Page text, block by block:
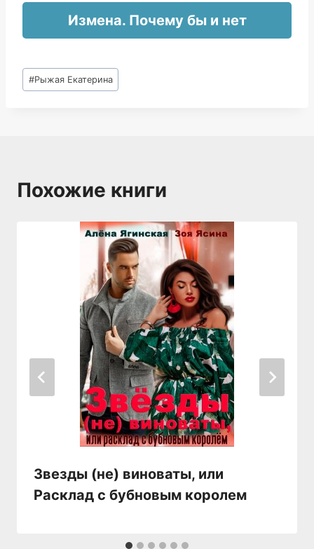
Измена. Почему бы и нет
Метки
записи:
#Рыжая Екатерина
Похожие книги
Звезды (не) виноваты, или
Расклад с бубновым королем